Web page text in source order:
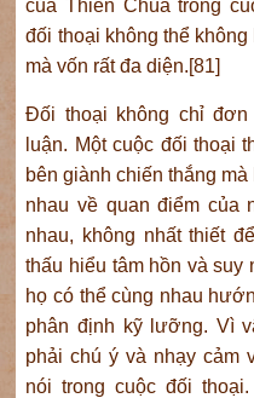
của Thiên Chúa trong
đối thoại không thể
mà vốn rất đa diện.[81]
Đối thoại không chỉ
luận. Một cuộc đối thoại
bên giành chiến thắng
nhau về quan điểm của
nhau, không nhất thiết
thấu hiểu tâm hồn và suy
họ có thể cùng nhau
phân định kỹ lưỡng. Vì
phải chú ý và nhạy cảm
nói trong cuộc đối